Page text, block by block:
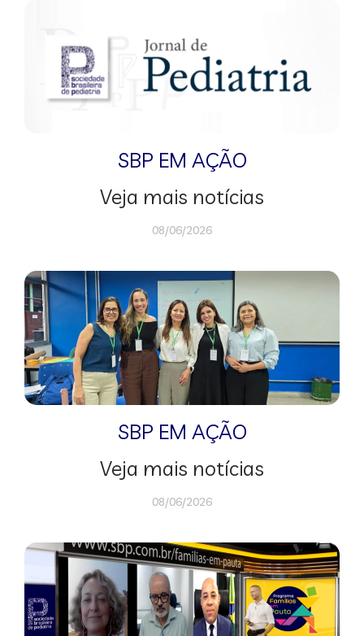
SBP EM AÇÃO
Veja mais notícias
08/06/2026
SBP EM AÇÃO
Veja mais notícias
08/06/2026